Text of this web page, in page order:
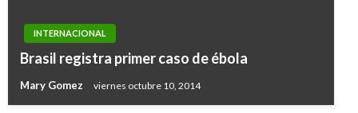
INTERNACIONAL
Brasil registra primer caso de ébola
Mary Gomez viernes octubre 10, 2014